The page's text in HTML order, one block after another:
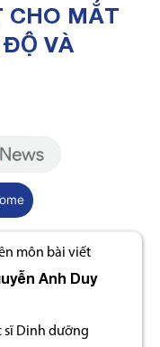
CHO MẮT
VÀ
môn bài viết
Anh Duy
sĩ Dinh dưỡng